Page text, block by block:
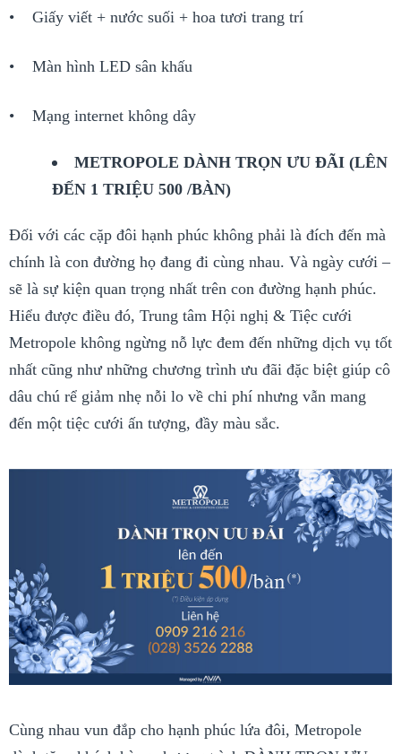
• Giấy viết + nước suối + hoa tươi trang trí
• Màn hình LED sân khấu
• Mạng internet không dây
METROPOLE DÀNH TRỌN ƯU ĐÃI (LÊN
ĐẾN 1 TRIỆU 500 /BÀN)
Đối với các cặp đôi hạnh phúc không phải là đích đến mà
chính là con đường họ đang đi cùng nhau. Và ngày cưới –
sẽ là sự kiện quan trọng nhất trên con đường hạnh phúc.
Hiểu được điều đó, Trung tâm Hội nghị & Tiệc cưới
Metropole không ngừng nỗ lực đem đến những dịch vụ tốt
nhất cũng như những chương trình ưu đãi đặc biệt giúp cô
dâu chú rể giảm nhẹ nỗi lo về chi phí nhưng vẫn mang
đến một tiệc cưới ấn tượng, đầy màu sắc.
Cùng nhau vun đắp cho hạnh phúc lứa đôi, Metropole